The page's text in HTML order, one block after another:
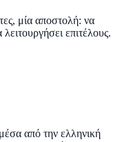
μία αποστολή: να
επιτέλους.
από την ελληνική